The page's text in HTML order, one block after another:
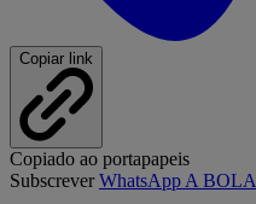
Copiar link
Copiado ao portapapeis
SubscreverWhatsApp A BOLA